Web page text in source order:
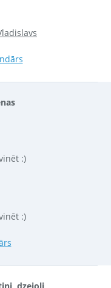
:)
:)